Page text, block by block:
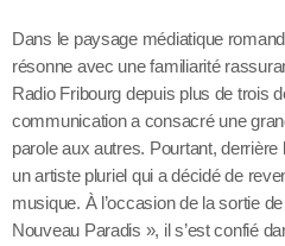
Dans le paysage médiatique
résonne avec une familiarité
Radio Fribourg depuis plus de trois
communication a consacré une
parole aux autres. Pourtant,
un artiste pluriel qui a décidé de
musique. À l’occasion de la sortie
Nouveau Paradis », il s’est confié